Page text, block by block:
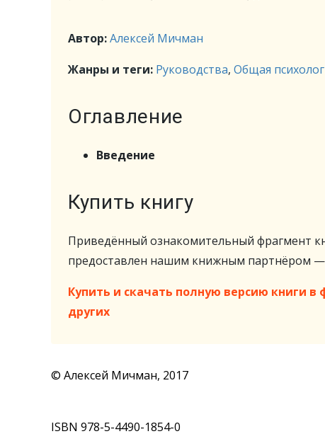
Автор:Алексей Мичман
Жанры и теги: Руководства, Общая
Оглавление
Введение
Купить книгу
Приведённый ознакомительный фрагмент
предоставлен нашим книжным партнёром —
Купить и скачать полную версию книги в
других
© Алексей Мичман, 2017
ISBN 978-5-4490-1854-0